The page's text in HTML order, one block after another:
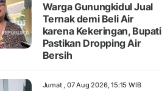
Warga Gunungkidul Jual
Ternak demi Beli Air
karena Kekeringan, Bupati
Pastikan Dropping Air
Bersih
Jumat , 07 Aug 2026, 15:15 WIB